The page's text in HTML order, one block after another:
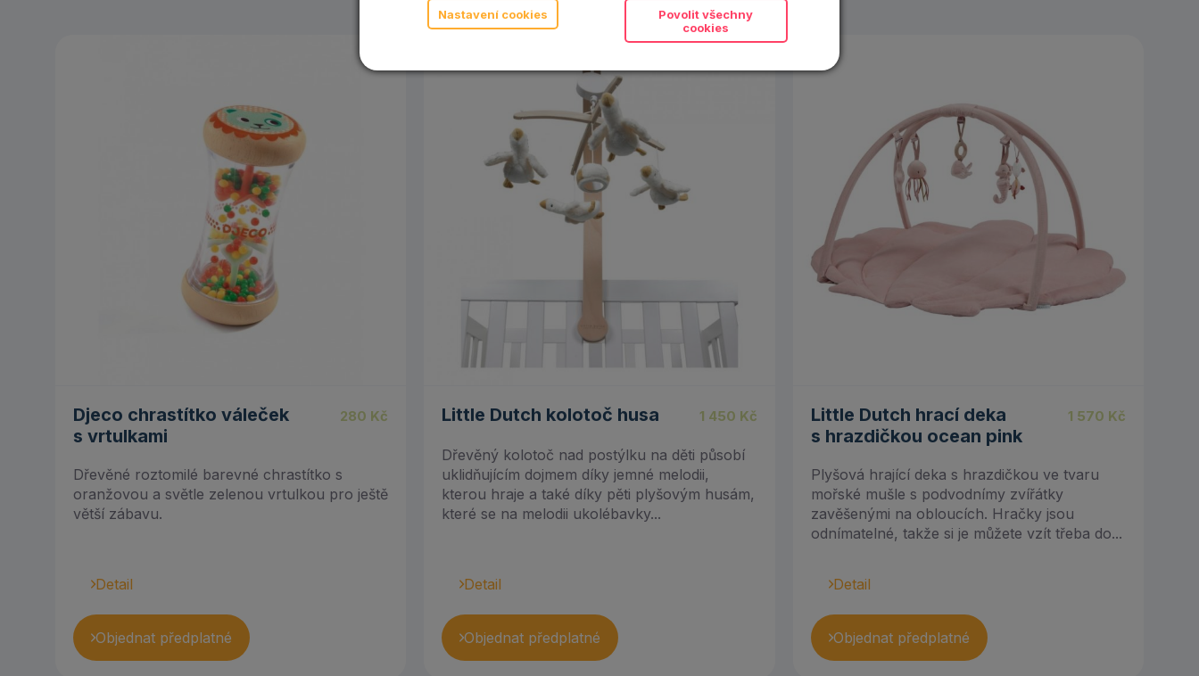
Djeco chrastítko váleček
s vrtulkami
280 Kč
Dřevěné roztomilé barevné chrastítko s
oranžovou a světle zelenou vrtulkou pro ještě
větší zábavu.
Detail
Objednat předplatné
Little Dutch kolotoč husa 1 450 Kč
Dřevěný kolotoč nad postýlku na děti působí
uklidňujícím dojmem díky jemné melodii,
kterou hraje a také díky pěti plyšovým husám,
které se na melodii ukolébavky...
Detail
Objednat předplatné
Little Dutch hrací deka
s hrazdičkou ocean pink
1 570 Kč
Plyšová hrající deka s hrazdičkou ve tvaru
mořské mušle s podvodnímy zvířátky
zavěšenými na obloucích. Hračky jsou
odnímatelné, takže si je můžete vzít třeba do...
Detail
Objednat předplatné
Nastavení cookies
Povolit všechny
cookies